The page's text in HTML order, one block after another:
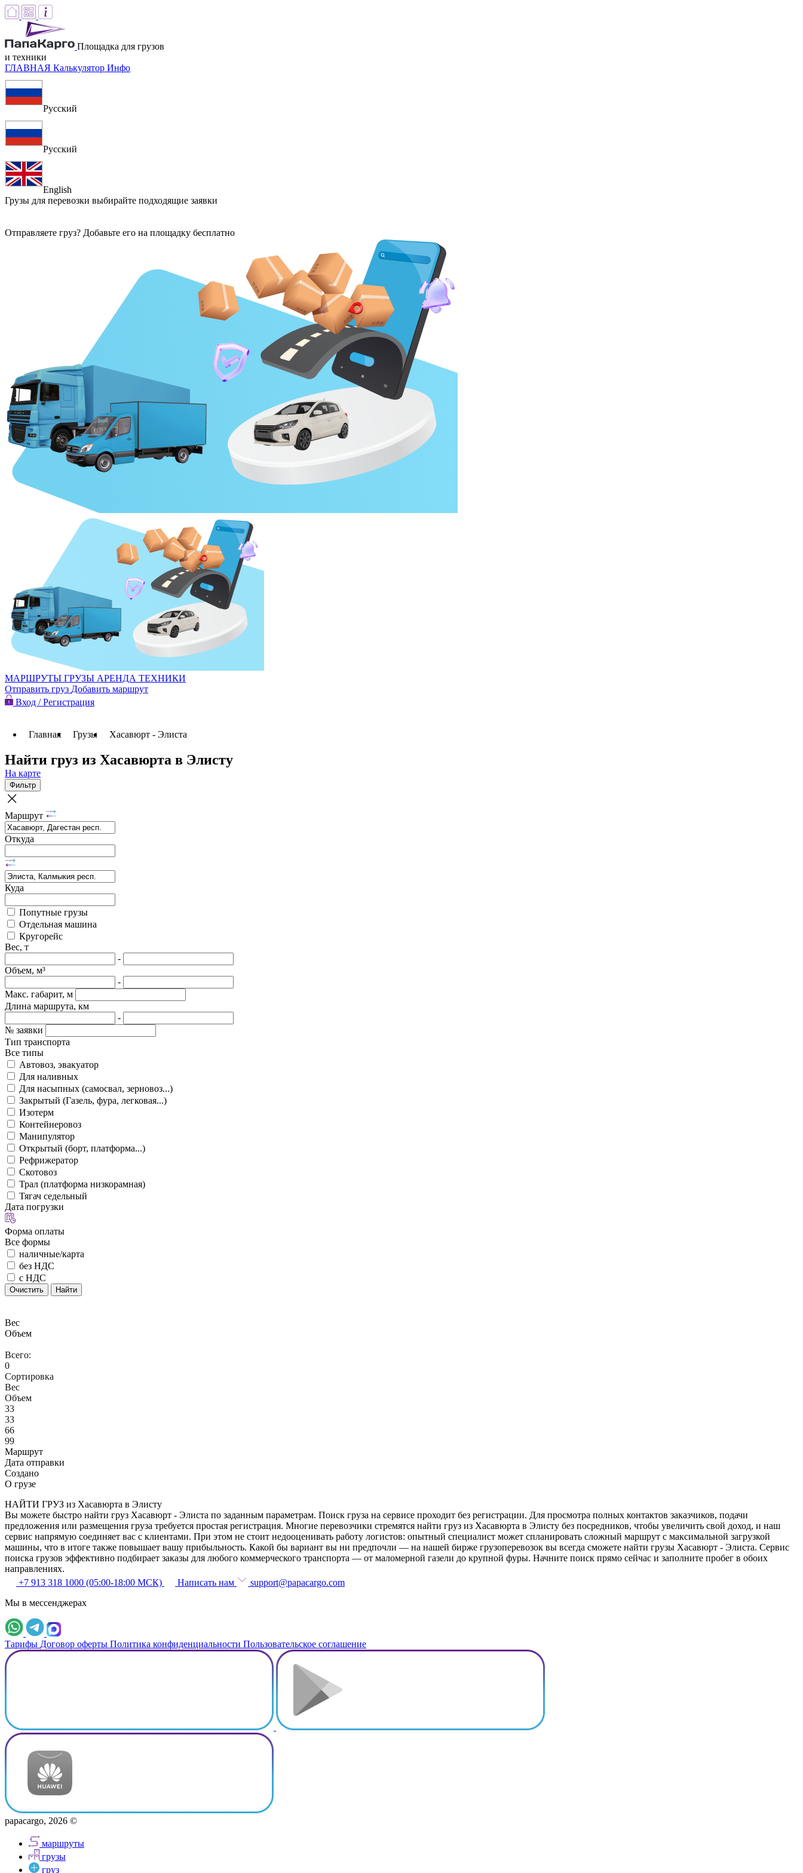
Площадка для грузов
и техники
ГЛАВНАЯ Калькулятор Инфо
Русский
Русский
English
Грузы для перевозки выбирайте подходящие заявки
Отправляете груз? Добавьте его на площадку бесплатно
МАРШРУТЫ ГРУЗЫ АРЕНДА ТЕХНИКИ
Отправить груз Добавить маршрут
Вход / Регистрация
Главная Грузы Хасавюрт - Элиста
Найти груз из Хасавюрта в Элисту
На карте
Фильтр
Маршрут
Откуда
Куда
Попутные грузы
Отдельная машина
Кругорейс
Вес, т
-
Объем, м³
-
Макс. габарит, м
Длина маршрута, км
-
№ заявки
Тип транспорта
Все типы
Автовоз, эвакуатор
Для наливных
Для насыпных (самосвал, зерновоз...)
Закрытый (Газель, фура, легковая...)
Изотерм
Контейнеровоз
Манипулятор
Открытый (борт, платформа...)
Рефрижератор
Скотовоз
Трал (платформа низкорамная)
Тягач седельный
Дата погрузки
Форма оплаты
Все формы
наличные/карта
без НДС
с НДС
Очистить Найти
Вес
Объем
Всего:
0
Сортировка
Вес
Объем
33
33
66
99
Маршрут
Дата отправки
Создано
О грузе
НАЙТИ ГРУЗ из Хасавюрта в Элисту
Вы можете быстро найти груз Хасавюрт - Элиста по заданным параметрам. Поиск груза на сервисе проходит без регистрации. Для просмотра полных контактов заказчиков, подачи
предложения или размещения груза требуется простая регистрация. Многие перевозчики стремятся найти груз из Хасавюрта в Элисту без посредников, чтобы увеличить свой доход, и наш
сервис напрямую соединяет вас с клиентами. При этом не стоит недооценивать работу логистов: опытный специалист может спланировать сложный маршрут с максимальной загрузкой
машины, что в итоге также повышает вашу прибыльность. Какой бы вариант вы ни предпочли — на нашей бирже грузоперевозок вы всегда сможете найти грузы Хасавюрт - Элиста. Сервис
поиска грузов эффективно подбирает заказы для любого коммерческого транспорта — от маломерной газели до крупной фуры. Начните поиск прямо сейчас и заполните пробег в обоих
направлениях.
+7 913 318 1000 (05:00-18:00 МСК)
Написать нам
support@papacargo.com
Мы в мессенджерах
Тарифы Договор оферты Политика конфиденциальности Пользовательское соглашение
papacargo, 2026 ©
маршруты
грузы
груз